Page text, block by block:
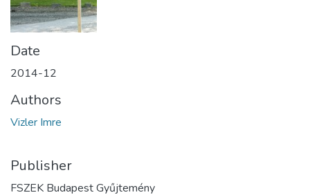
Date
2014-12
Authors
Vizler Imre
Publisher
FSZEK Budapest Gyűjtemény